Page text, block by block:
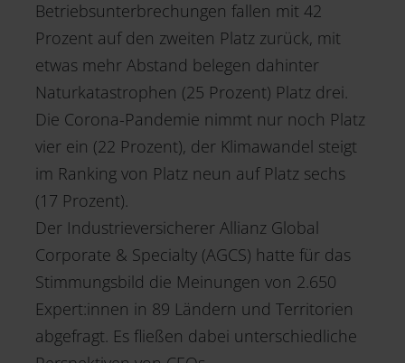
Betriebsunterbrechungen fallen mit 42
Prozent auf den zweiten Platz zurück, mit
etwas mehr Abstand belegen dahinter
Naturkatastrophen (25 Prozent) Platz drei.
Die Corona-Pandemie nimmt nur noch Platz
vier ein (22 Prozent), der Klimawandel steigt
im Ranking von Platz neun auf Platz sechs
(17 Prozent).
Der Industrieversicherer Allianz Global
Corporate & Specialty (AGCS) hatte für das
Stimmungsbild die Meinungen von 2.650
Expert:innen in 89 Ländern und Territorien
abgefragt. Es fließen dabei unterschiedliche